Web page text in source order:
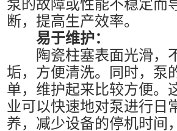
断，提高生产效率。
易于维护：
陶瓷柱塞表面光滑，
垢，方便清洗。同时，泵
单，维护起来比较方便。
业可以快速地对泵进行日
养，减少设备的停机时间